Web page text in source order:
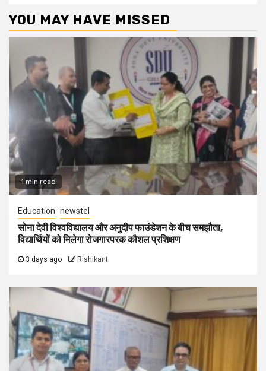
YOU MAY HAVE MISSED
1 min read
Education newstel
सोना देवी विश्वविद्यालय और अनुदीप फाउंडेशन के बीच समझौता,
विद्यार्थियों को मिलेगा रोजगारपरक कौशल प्रशिक्षण
3 days ago Rishikant